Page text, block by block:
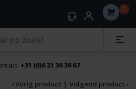
0
+31 (0)6 21 36 36 67
‹ Vorig product | Volgend product ›